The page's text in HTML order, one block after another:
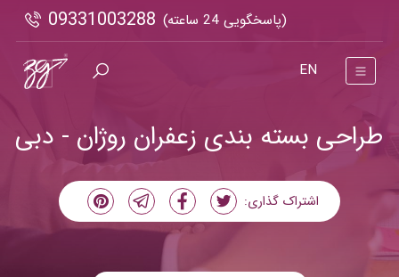
(پاسخگویی 24 ساعته) 09331003288
EN
طراحی بسته بندی زعفران روژان - دبی
اشتراک گذاری: